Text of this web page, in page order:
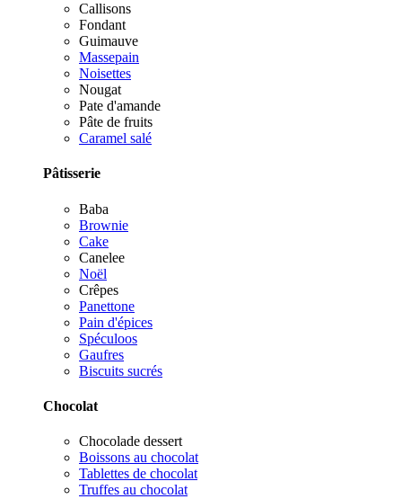
Callisons
Fondant
Guimauve
Massepain
Noisettes
Nougat
Pate d'amande
Pâte de fruits
Caramel salé
Pâtisserie
Baba
Brownie
Cake
Canelee
Noël
Crêpes
Panettone
Pain d'épices
Spéculoos
Gaufres
Biscuits sucrés
Chocolat
Chocolade dessert
Boissons au chocolat
Tablettes de chocolat
Truffes au chocolat